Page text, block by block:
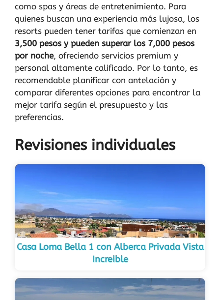
como spas y áreas de entretenimiento. Para
quienes buscan una experiencia más lujosa, los
resorts pueden tener tarifas que comienzan en
3,500 pesos y pueden superar los 7,000 pesos
por noche, ofreciendo servicios premium y
personal altamente calificado. Por lo tanto, es
recomendable planificar con antelación y
comparar diferentes opciones para encontrar la
mejor tarifa según el presupuesto y las
preferencias.
Revisiones individuales
Casa Loma Bella 1 con Alberca Privada Vista
Increible